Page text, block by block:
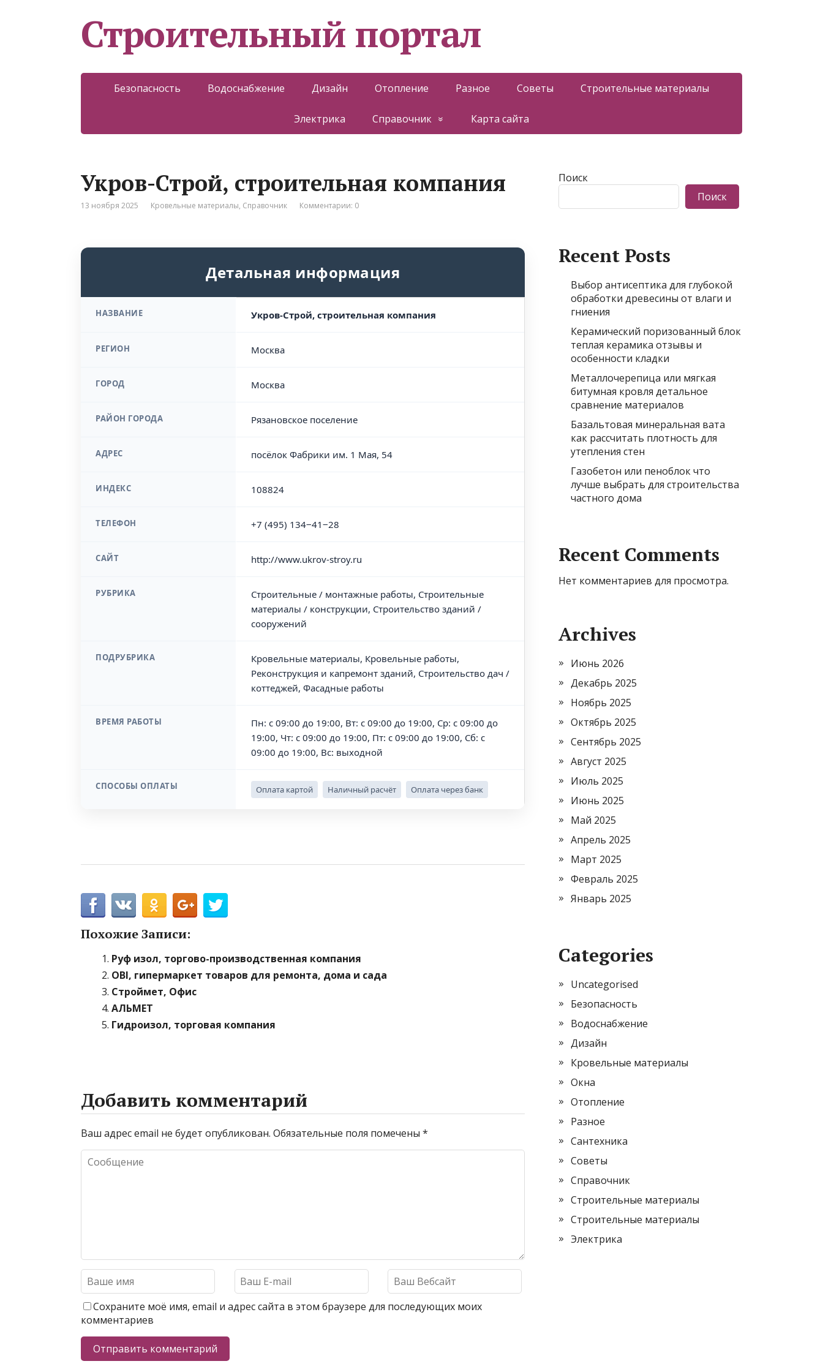
Строительный портал
Безопасность Водоснабжение Дизайн Отопление Разное Советы Строительные материалы
Электрика Справочник Карта сайта
Укров-Строй, строительная компания
13 ноября 2025 Кровельные материалы, Справочник Комментарии: 0
Детальная информация
НАЗВАНИЕ Укров-Строй, строительная компания
РЕГИОН Москва
ГОРОД Москва
РАЙОН ГОРОДА Рязановское поселение
АДРЕС посёлок Фабрики им. 1 Мая, 54
ИНДЕКС 108824
ТЕЛЕФОН +7 (495) 134‒41‒28
САЙТ http://www.ukrov-stroy.ru
РУБРИКА
Строительные / монтажные работы, Строительные
материалы / конструкции, Строительство зданий /
сооружений
ПОДРУБРИКА
Кровельные материалы, Кровельные работы,
Реконструкция и капремонт зданий, Строительство дач /
коттеджей, Фасадные работы
ВРЕМЯ РАБОТЫ
Пн: с 09:00 до 19:00, Вт: с 09:00 до 19:00, Ср: с 09:00 до
19:00, Чт: с 09:00 до 19:00, Пт: с 09:00 до 19:00, Сб: с
09:00 до 19:00, Вс: выходной
СПОСОБЫ ОПЛАТЫ Оплата картой Наличный расчёт Оплата через банк
Похожие Записи:
Руф изол, торгово-производственная компания
OBI, гипермаркет товаров для ремонта, дома и сада
Строймет, Офис
АЛЬМЕТ
Гидроизол, торговая компания
Добавить комментарий
Ваш адрес email не будет опубликован. Обязательные поля помечены *
Сохраните моё имя, email и адрес сайта в этом браузере для последующих моих
комментариев
Поиск
Поиск
Recent Posts
Выбор антисептика для глубокой
обработки древесины от влаги и
гниения
Керамический поризованный блок
теплая керамика отзывы и
особенности кладки
Металлочерепица или мягкая
битумная кровля детальное
сравнение материалов
Базальтовая минеральная вата
как рассчитать плотность для
утепления стен
Газобетон или пеноблок что
лучше выбрать для строительства
частного дома
Recent Comments
Нет комментариев для просмотра.
Archives
Июнь 2026
Декабрь 2025
Ноябрь 2025
Октябрь 2025
Сентябрь 2025
Август 2025
Июль 2025
Июнь 2025
Май 2025
Апрель 2025
Март 2025
Февраль 2025
Январь 2025
Categories
Uncategorised
Безопасность
Водоснабжение
Дизайн
Кровельные материалы
Окна
Отопление
Разное
Сантехника
Советы
Справочник
Строительные материалы
Строительные материалы
Электрика